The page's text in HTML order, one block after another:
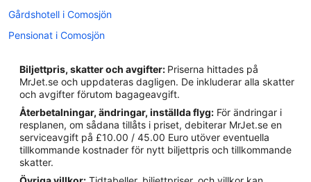
Gårdshotell i Comosjön
Pensionat i Comosjön
Hotell i Argegno
Hotell i Bellagio
Hotell i Blevio
Hotell i Campione d'Italia
Hotell i Cernobbio
Biljettpris, skatter och avgifter: Priserna hittades på
MrJet.se och uppdateras dagligen. De inkluderar alla skatter
och avgifter förutom bagageavgift.
Återbetalningar, ändringar, inställda flyg: För ändringar i
resplanen, om sådana tillåts i priset, debiterar MrJet.se en
serviceavgift på £10.00 / 45.00 Euro utöver eventuella
tillkommande kostnader för nytt biljettpris och tillkommande
skatter.